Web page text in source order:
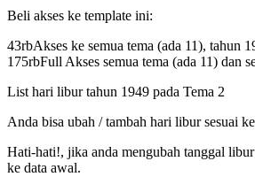
Beli akses ke template ini:
43rbAkses ke semua tema (ada 11), tahun
175rbFull Akses semua tema (ada 11) dan
List hari libur tahun 1949 pada Tema 2
Anda bisa ubah / tambah hari libur sesuai
Hati-hati!, jika anda mengubah tanggal
ke data awal.